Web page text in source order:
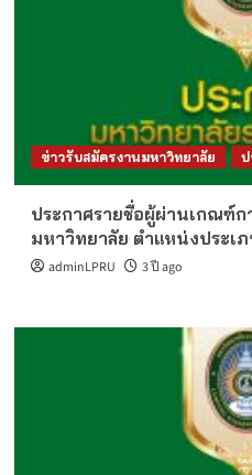
ข่าวรับสมัครงานมหาวิทยาลัย ป
ประกาศรายชื่อผู้ผ่านเกณฑ์
มหาวิทยาลัย ตำแหน่งประเ
adminLPRU 3 ปี ago